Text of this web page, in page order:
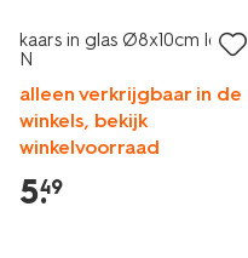
kaars in glas Ø8x10cm letter
N
alleen verkrijgbaar in de
winkels, bekijk
winkelvoorraad
5.
49